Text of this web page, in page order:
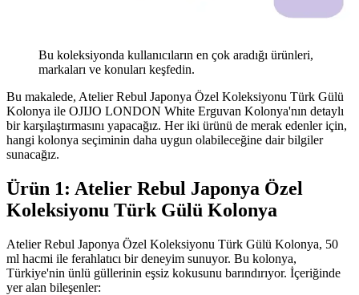
Bu koleksiyonda kullanıcıların en çok aradığı ürünleri,
markaları ve konuları keşfedin.
Bu makalede, Atelier Rebul Japonya Özel Koleksiyonu Türk Gülü
Kolonya ile OJIJO LONDON White Erguvan Kolonya'nın detaylı
bir karşılaştırmasını yapacağız. Her iki ürünü de merak edenler için,
hangi kolonya seçiminin daha uygun olabileceğine dair bilgiler
sunacağız.
Ürün 1: Atelier Rebul Japonya Özel
Koleksiyonu Türk Gülü Kolonya
Atelier Rebul Japonya Özel Koleksiyonu Türk Gülü Kolonya, 50
ml hacmi ile ferahlatıcı bir deneyim sunuyor. Bu kolonya,
Türkiye'nin ünlü güllerinin eşsiz kokusunu barındırıyor. İçeriğinde
yer alan bileşenler: